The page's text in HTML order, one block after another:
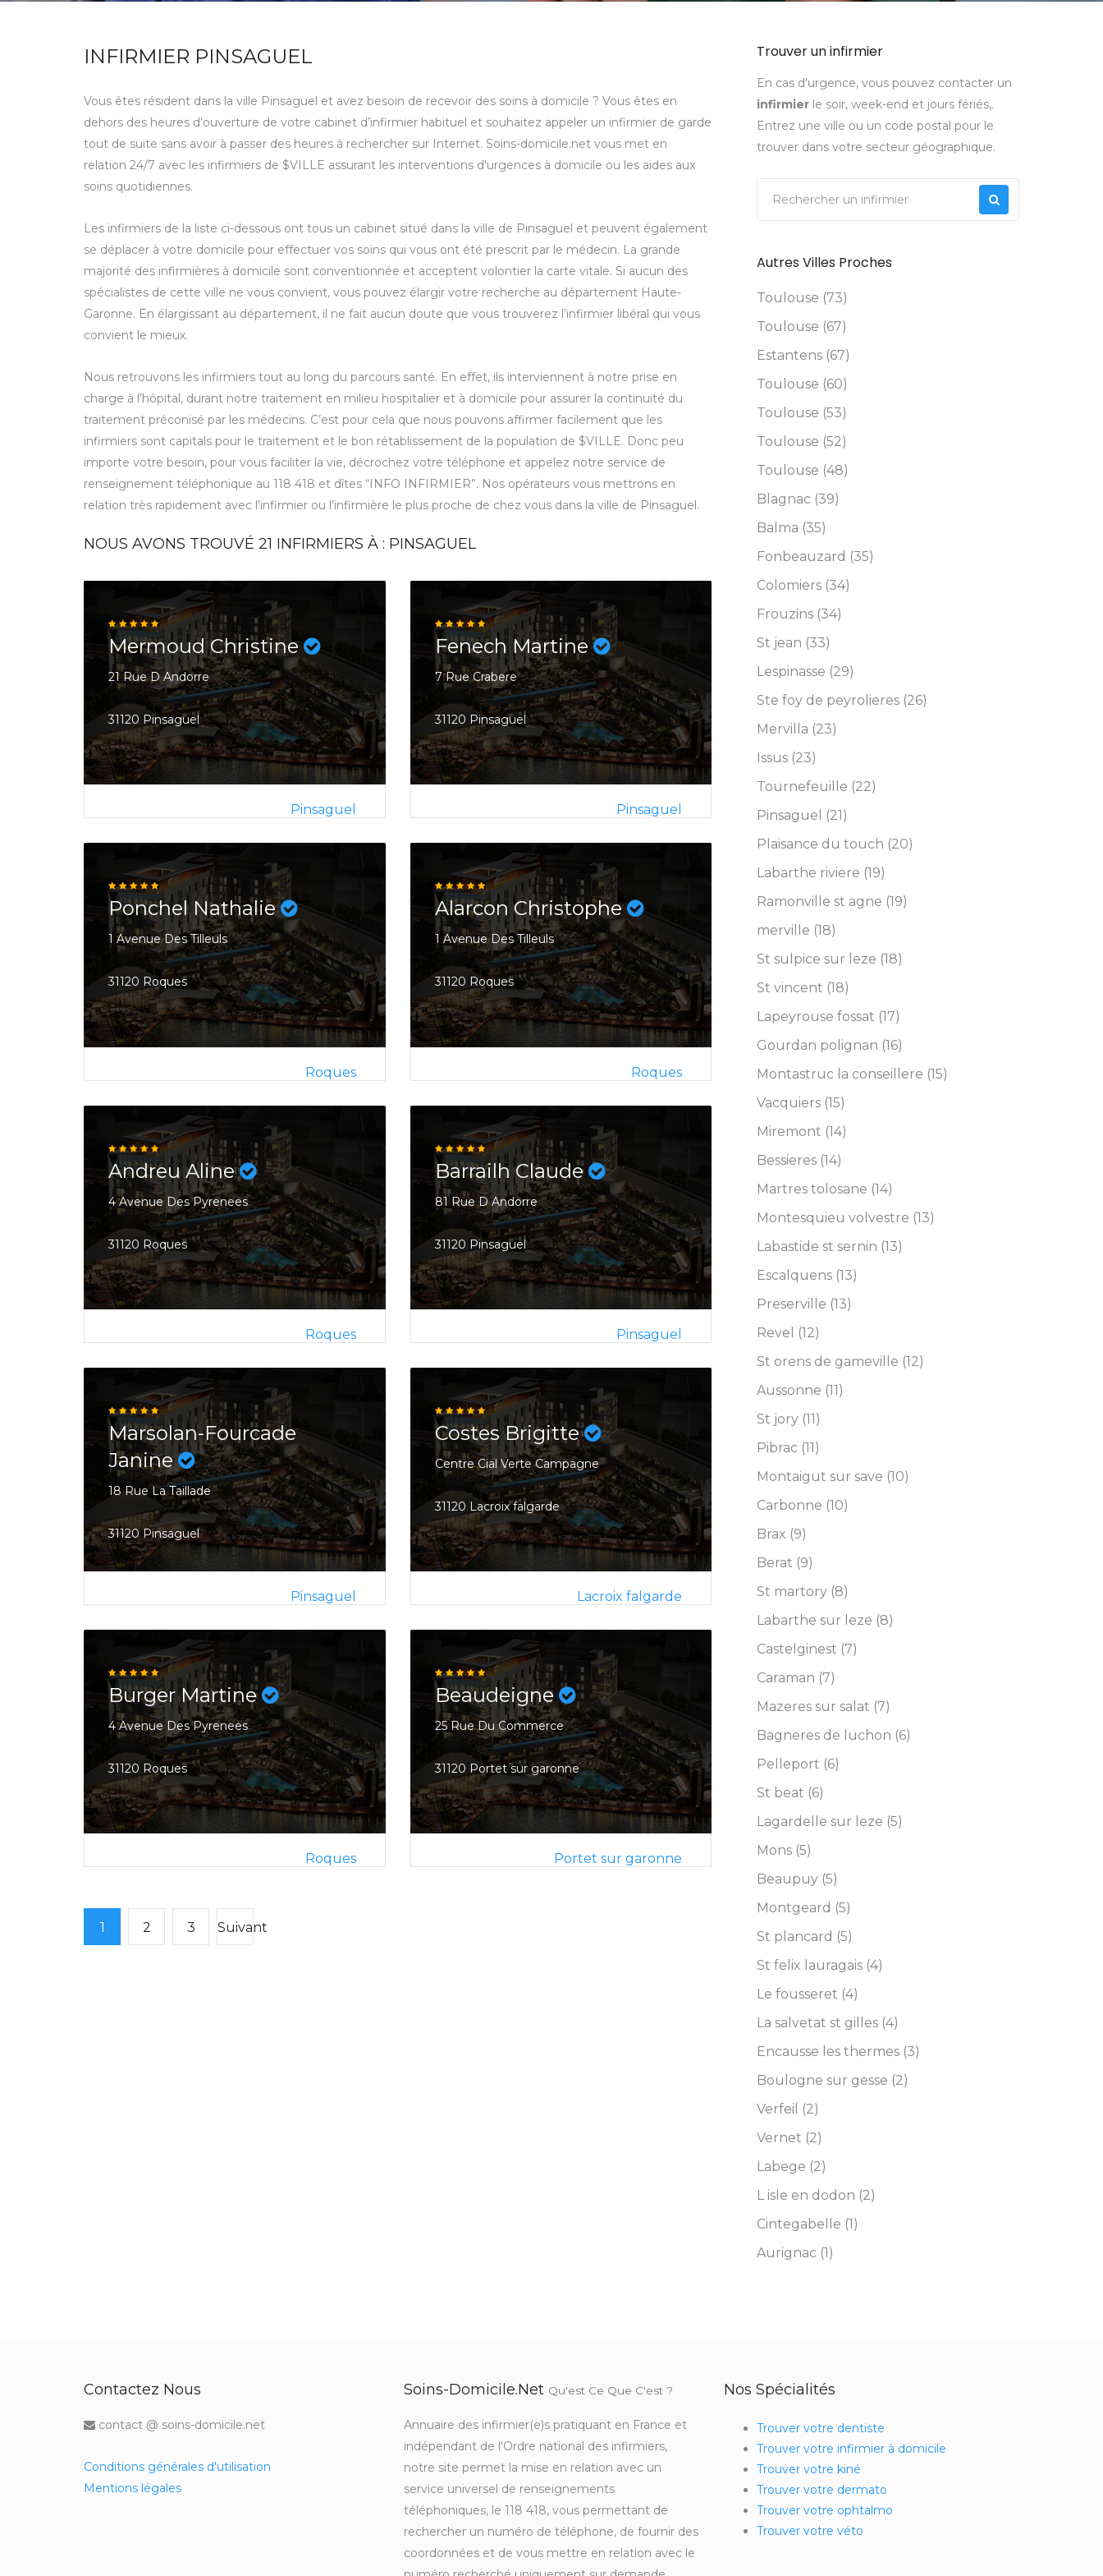
INFIRMIER PINSAGUEL
Vous êtes résident dans la ville Pinsaguel et avez besoin de recevoir des soins à domicile ? Vous êtes en
dehors des heures d’ouverture de votre cabinet d’infirmier habituel et souhaitez appeler un infirmier de garde
tout de suite sans avoir à passer des heures à rechercher sur Internet. Soins-domicile.net vous met en
relation 24/7 avec les infirmiers de $VILLE assurant les interventions d'urgences à domicile ou les aides aux
soins quotidiennes.
Les infirmiers de la liste ci-dessous ont tous un cabinet situé dans la ville de Pinsaguel et peuvent également
se déplacer à votre domicile pour effectuer vos soins qui vous ont été prescrit par le médecin. La grande
majorité des infirmières à domicile sont conventionnée et acceptent volontier la carte vitale. Si aucun des
spécialistes de cette ville ne vous convient, vous pouvez élargir votre recherche au département Haute-
Garonne. En élargissant au département, il ne fait aucun doute que vous trouverez l’infirmier libéral qui vous
convient le mieux.
Nous retrouvons les infirmiers tout au long du parcours santé. En effet, ils interviennent à notre prise en
charge à l’hôpital, durant notre traitement en milieu hospitalier et à domicile pour assurer la continuité du
traitement préconisé par les médecins. C’est pour cela que nous pouvons affirmer facilement que les
infirmiers sont capitals pour le traitement et le bon rétablissement de la population de $VILLE. Donc peu
importe votre besoin, pour vous faciliter la vie, décrochez votre téléphone et appelez notre service de
renseignement téléphonique au 118 418 et dîtes “INFO INFIRMIER”. Nos opérateurs vous mettrons en
relation très rapidement avec l’infirmier ou l’infirmière le plus proche de chez vous dans la ville de Pinsaguel.
NOUS AVONS TROUVÉ 21 INFIRMIERS À : PINSAGUEL
Mermoud Christine
21 Rue D Andorre
31120 Pinsaguel
Pinsaguel
Fenech Martine
7 Rue Crabere
31120 Pinsaguel
Pinsaguel
Ponchel Nathalie
1 Avenue Des Tilleuls
31120 Roques
Roques
Alarcon Christophe
1 Avenue Des Tilleuls
31120 Roques
Roques
Andreu Aline
4 Avenue Des Pyrenees
31120 Roques
Roques
Barrailh Claude
81 Rue D Andorre
31120 Pinsaguel
Pinsaguel
Marsolan-Fourcade
Janine
18 Rue La Taillade
31120 Pinsaguel
Pinsaguel
Costes Brigitte
Centre Cial Verte Campagne
31120 Lacroix falgarde
Lacroix falgarde
Burger Martine
4 Avenue Des Pyrenees
31120 Roques
Roques
Beaudeigne
25 Rue Du Commerce
31120 Portet sur garonne
Portet sur garonne
1 2 3 Suivant
Trouver un infirmier
En cas d'urgence, vous pouvez contacter un
infirmier le soir, week-end et jours fériés,.
Entrez une ville ou un code postal pour le
trouver dans votre secteur géographique.
Autres Villes Proches
Toulouse (73)
Toulouse (67)
Estantens (67)
Toulouse (60)
Toulouse (53)
Toulouse (52)
Toulouse (48)
Blagnac (39)
Balma (35)
Fonbeauzard (35)
Colomiers (34)
Frouzins (34)
St jean (33)
Lespinasse (29)
Ste foy de peyrolieres (26)
Mervilla (23)
Issus (23)
Tournefeuille (22)
Pinsaguel (21)
Plaisance du touch (20)
Labarthe riviere (19)
Ramonville st agne (19)
merville (18)
St sulpice sur leze (18)
St vincent (18)
Lapeyrouse fossat (17)
Gourdan polignan (16)
Montastruc la conseillere (15)
Vacquiers (15)
Miremont (14)
Bessieres (14)
Martres tolosane (14)
Montesquieu volvestre (13)
Labastide st sernin (13)
Escalquens (13)
Preserville (13)
Revel (12)
St orens de gameville (12)
Aussonne (11)
St jory (11)
Pibrac (11)
Montaigut sur save (10)
Carbonne (10)
Brax (9)
Berat (9)
St martory (8)
Labarthe sur leze (8)
Castelginest (7)
Caraman (7)
Mazeres sur salat (7)
Bagneres de luchon (6)
Pelleport (6)
St beat (6)
Lagardelle sur leze (5)
Mons (5)
Beaupuy (5)
Montgeard (5)
St plancard (5)
St felix lauragais (4)
Le fousseret (4)
La salvetat st gilles (4)
Encausse les thermes (3)
Boulogne sur gesse (2)
Verfeil (2)
Vernet (2)
Labege (2)
L isle en dodon (2)
Cintegabelle (1)
Aurignac (1)
Contactez Nous
contact @ soins-domicile.net
Conditions générales d'utilisation
Mentions légales
Soins-Domicile.net Qu'est Ce Que C'est ?
Annuaire des infirmier(e)s pratiquant en France et
indépendant de l'Ordre national des infirmiers,
notre site permet la mise en relation avec un
service universel de renseignements
téléphoniques, le 118 418, vous permettant de
rechercher un numéro de téléphone, de fournir des
coordonnées et de vous mettre en relation avec le
Nos Spécialités
Trouver votre dentiste
Trouver votre infirmier à domicile
Trouver votre kiné
Trouver votre dermato
Trouver votre ophtalmo
Trouver votre véto